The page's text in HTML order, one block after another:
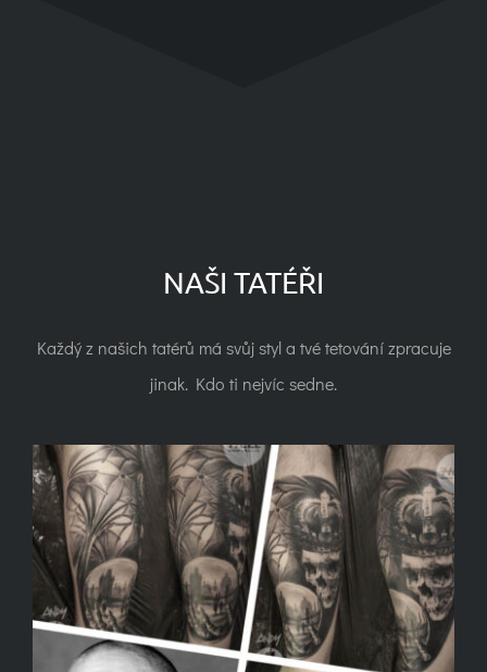
NAŠI TATÉŘI
Každý z našich tatérů má svůj styl a tvé tetování zpracuje
jinak. Kdo ti nejvíc sedne.